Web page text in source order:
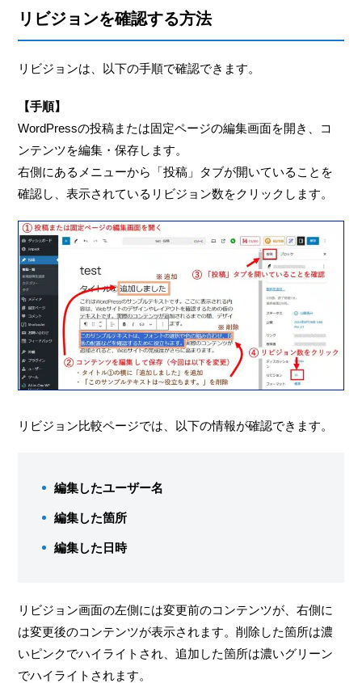
リビジョンを確認する方法
リビジョンは、以下の手順で確認できます。
【手順】
WordPressの投稿または固定ページの編集画面を開き、コ
ンテンツを編集・保存します。
右側にあるメニューから「投稿」タブが開いていることを
確認し、表示されているリビジョン数をクリックします。
リビジョン比較ページでは、以下の情報が確認できます。
編集したユーザー名
編集した箇所
編集した日時
リビジョン画面の左側には変更前のコンテンツが、右側に
は変更後のコンテンツが表示されます。削除した箇所は濃
いピンクでハイライトされ、追加した箇所は濃いグリーン
でハイライトされます。